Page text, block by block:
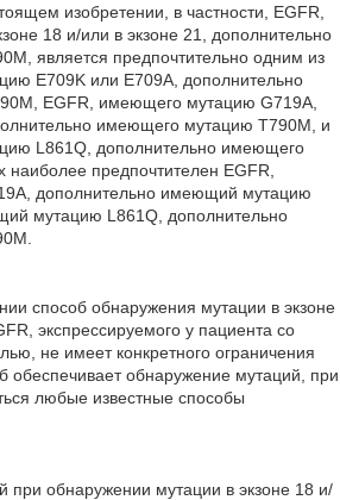
изобретении, в частности, EGFR,
18 и/или в экзоне 21, дополнительно
является предпочтительно одним из
E709K или E709A, дополнительно
EGFR, имеющего мутацию G719A,
имеющего мутацию T790M, и
L861Q, дополнительно имеющего
предпочтителен EGFR,
дополнительно имеющий мутацию
мутацию L861Q, дополнительно
способ обнаружения мутации в экзоне
экспрессируемого у пациента со
не имеет конкретного ограничения
обеспечивает обнаружение мутаций, при
любые известные способы
при обнаружении мутации в экзоне 18 и/